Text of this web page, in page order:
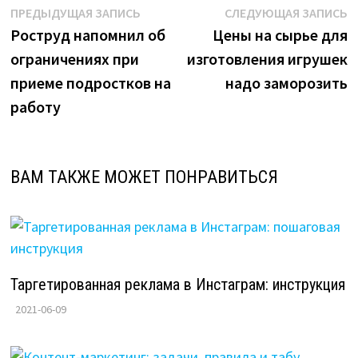
Навигация
по
записям
ПРЕДЫДУЩАЯ ЗАПИСЬПредыдущая
запись:
Роструд напомнил об
ограничениях при
приеме подростков на
работу
СЛЕДУЮЩАЯ ЗАПИСЬ
Цены на сырье для
изготовления игрушек
надо заморозить
ВАМ ТАКЖЕ МОЖЕТ ПОНРАВИТЬСЯ
Таргетированная реклама в Инстаграм: инструкция
2021-06-09